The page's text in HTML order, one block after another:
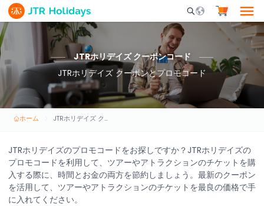
Mobile Search
JTRホリデイズ クーポンコード
JTRホリデイズ クーポンとプロモコード
ホーム JTRホリデイズ クーポンコード
JTRホリデイズのプロモコードをお探しですか？JTRホリデイズの
プロモコードを利用して、ツアーやアトラクションのチケットを購
入する際に、時間とお金の両方を節約しましょう。最新のクーポン
を活用して、ツアーやアトラクションのチケットを最良の価格で手
に入れてください。